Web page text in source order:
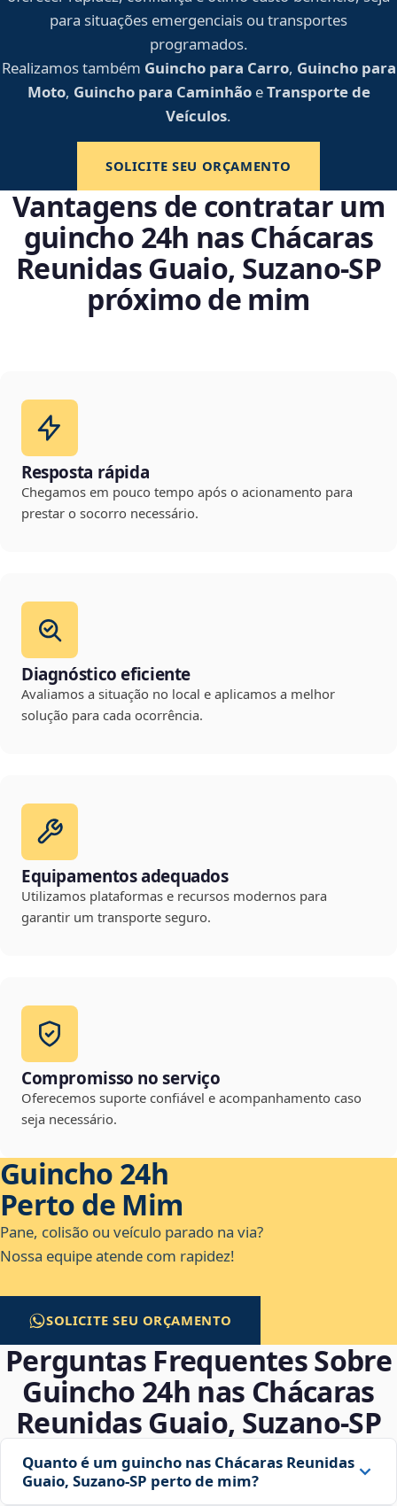
para situações emergenciais ou transportes
programados.
Realizamos também Guincho para Carro, Guincho para
Moto, Guincho para CaminhãoeTransporte de
Veículos.
SOLICITE SEU ORÇAMENTO
Vantagens de contratar um
guincho 24h nas Chácaras
Reunidas Guaio, Suzano‑SP
próximo de mim
Resposta rápida
Chegamos em pouco tempo após o acionamento para
prestar o socorro necessário.
Diagnóstico eficiente
Avaliamos a situação no local e aplicamos a melhor
solução para cada ocorrência.
Equipamentos adequados
Utilizamos plataformas e recursos modernos para
garantir um transporte seguro.
Compromisso no serviço
Oferecemos suporte confiável e acompanhamento caso
seja necessário.
Guincho 24h
Perto de Mim
Pane, colisão ou veículo parado na via?
Nossa equipe atende com rapidez!
SOLICITE SEU ORÇAMENTO
Perguntas Frequentes Sobre
Guincho 24h nas Chácaras
Reunidas Guaio, Suzano‑SP
Quanto é um guincho nas Chácaras Reunidas
Guaio, Suzano‑SP perto de mim?